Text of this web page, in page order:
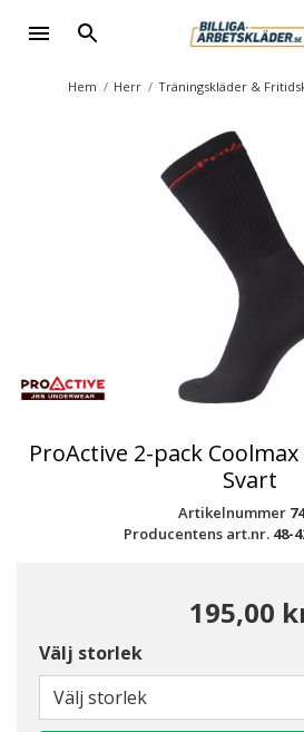
Hem Herr Träningskläder &
ProActive 2-pack
Svart
Artikelnummer
Producentens art.nr. 48-
195,00
Välj storlek
Välj storlek